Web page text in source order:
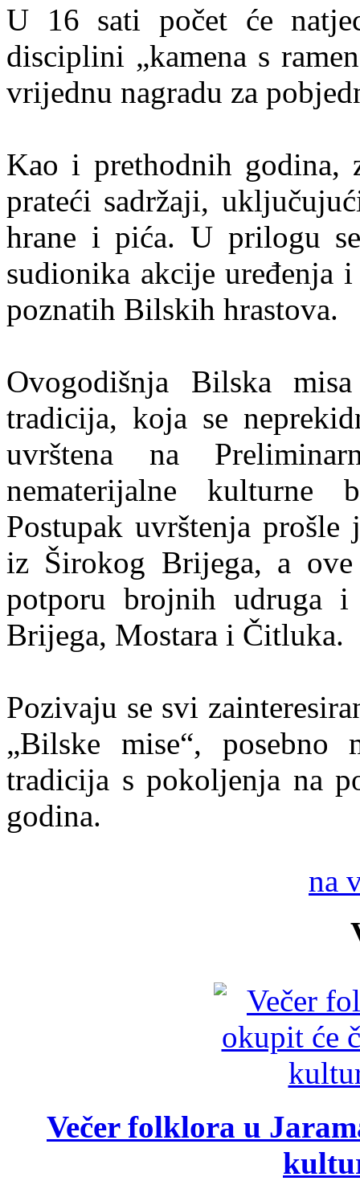
U 16 sati počet će
disciplini „kamena s
vrijednu nagradu za
Kao i prethodnih godina,
prateći sadržaji,
hrane i pića. U prilogu
sudionika akcije uređenja
poznatih Bilskih hrastova.
Ovogodišnja Bilska
tradicija, koja se
uvrštena na
nematerijalne kulturne
Postupak uvrštenja
iz Širokog Brijega, a
potporu brojnih udruga i
Brijega, Mostara i Čitluka.
Pozivaju se svi
„Bilske mise“,
tradicija s pokoljenja na
godina.
na
Večer folklora u